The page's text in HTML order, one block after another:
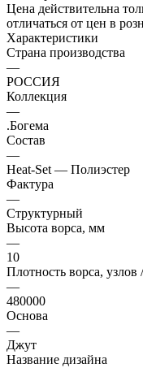
Цена действительна
отличаться от цен в
Характеристики
Страна производства
—
РОССИЯ
Коллекция
—
.Богема
Состав
—
Heat-Set — Полиэстер
Фактура
—
Структурный
Высота ворса, мм
—
10
Плотность ворса, узлов
—
480000
Основа
—
Джут
Название дизайна